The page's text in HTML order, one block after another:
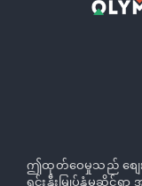
ဤထုတ်ဝေမှုသည် စျေး
ရင်းနှီးမြှုပ်နှံမှုဆိုင်ရ